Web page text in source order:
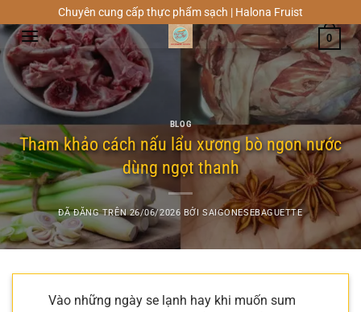
đến
nội
dung
Chuyên cung cấp thực phẩm sạch | Halona Fruist
0
BLOG
Tham khảo cách nấu lẩu xương bò ngon nước
dùng ngọt thanh
ĐÃ ĐĂNG TRÊN26/06/2026 BỞISAIGONESEBAGUETTE
Vào những ngày se lạnh hay khi muốn sum